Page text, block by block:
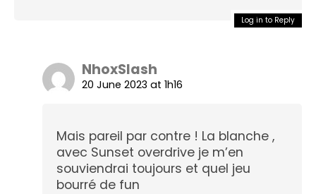
Log in to Reply
NhoxSlash
20 June 2023 at 1h16
Mais pareil par contre ! La blanche ,
avec Sunset overdrive je m’en
souviendrai toujours et quel jeu
bourré de fun